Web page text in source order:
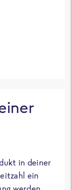
in deiner
ein